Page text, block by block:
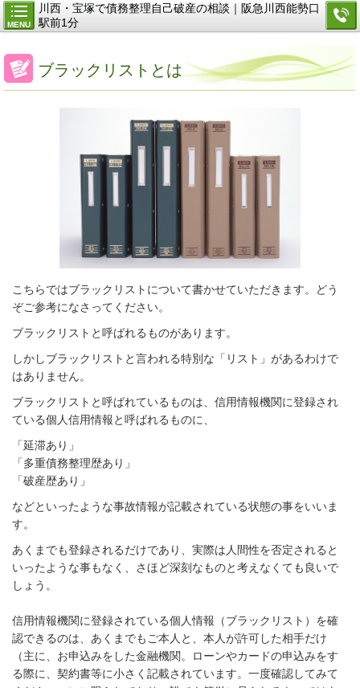
MENU
川西・宝塚で債務整理自己破産の相談｜阪急川西能勢口
駅前1分
ブラックリストとは
こちらではブラックリストについて書かせていただきます。どう
ぞご参考になさってください。
ブラックリストと呼ばれるものがあります。
しかしブラックリストと言われる特別な「リスト」があるわけで
はありません。
ブラックリストと呼ばれているものは、信用情報機関に登録され
ている個人信用情報と呼ばれるものに、
「延滞あり」
「多重債務整理歴あり」
「破産歴あり」
などといったような事故情報が記載されている状態の事をいいま
す。
あくまでも登録されるだけであり、実際は人間性を否定されると
いったような事もなく、さほど深刻なものと考えなくても良いで
しょう。
信用情報機関に登録されている個人情報（ブラックリスト）を確
認できるのは、あくまでもご本人と、本人が許可した相手だけ
（主に、お申込みをした金融機関。ローンやカードの申込みをす
る際に、契約書等に小さく記載されています。一度確認してみて